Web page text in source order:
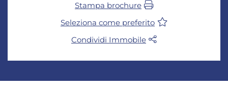
Stampa brochure
Seleziona come preferito
Condividi Immobile